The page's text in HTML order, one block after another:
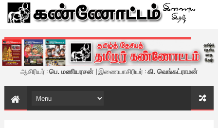
கண்ணோட்டம் - இணைய இதழ்
ஆசிரியர் :பெ. மணியரசன் | இணையாசிரியர் :கி. வெங்கட்ராமன்